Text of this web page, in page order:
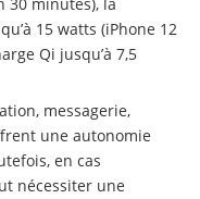
30 minutes), la
15 watts (iPhone 12
Qi jusqu’à 7,5
messagerie,
une autonomie
en cas
nécessiter une